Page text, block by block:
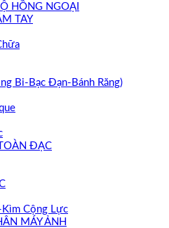
HỒNG NGOẠI
TAY
Bi-Bạc Đạn-Bánh Răng)
ĐẠC
Cộng Lực
MÁY ẢNH